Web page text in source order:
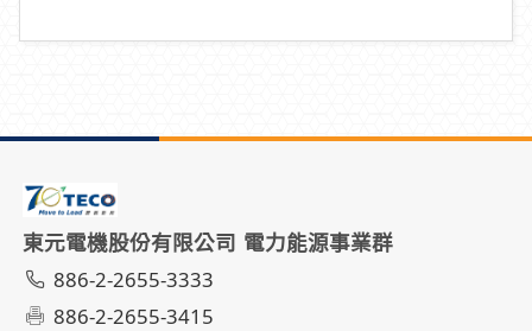
東元電機股份有限公司 電力能源事業群
886-2-2655-3333
886-2-2655-3415